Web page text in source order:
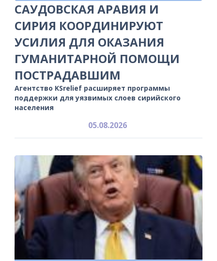
САУДОВСКАЯ АРАВИЯ И
СИРИЯ КООРДИНИРУЮТ
УСИЛИЯ ДЛЯ ОКАЗАНИЯ
ГУМАНИТАРНОЙ ПОМОЩИ
ПОСТРАДАВШИМ
Агентство KSrelief расширяет программы
поддержки для уязвимых слоев сирийского
населения
05.08.2026